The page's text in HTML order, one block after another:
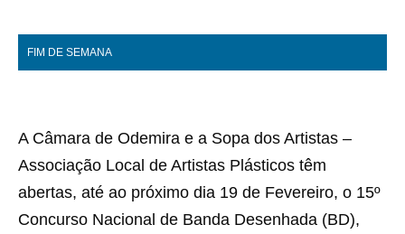
FIM DE SEMANA
A Câmara de Odemira e a Sopa dos Artistas –
Associação Local de Artistas Plásticos têm
abertas, até ao próximo dia 19 de Fevereiro, o 15º
Concurso Nacional de Banda Desenhada (BD),